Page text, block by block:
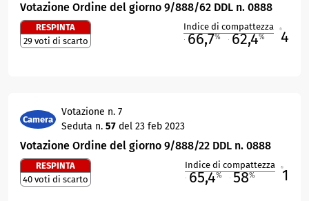
Votazione Ordine del giorno 9/888/62 DDL n. 0888
RESPINTA
29 voti di scarto
Indice di compattezza
66,7% 62,4% 4
Camera
Votazione n. 7
Seduta n. 57 del 23 feb 2023
Votazione Ordine del giorno 9/888/22 DDL n. 0888
RESPINTA
40 voti di scarto
Indice di compattezza
65,4% 58% 1